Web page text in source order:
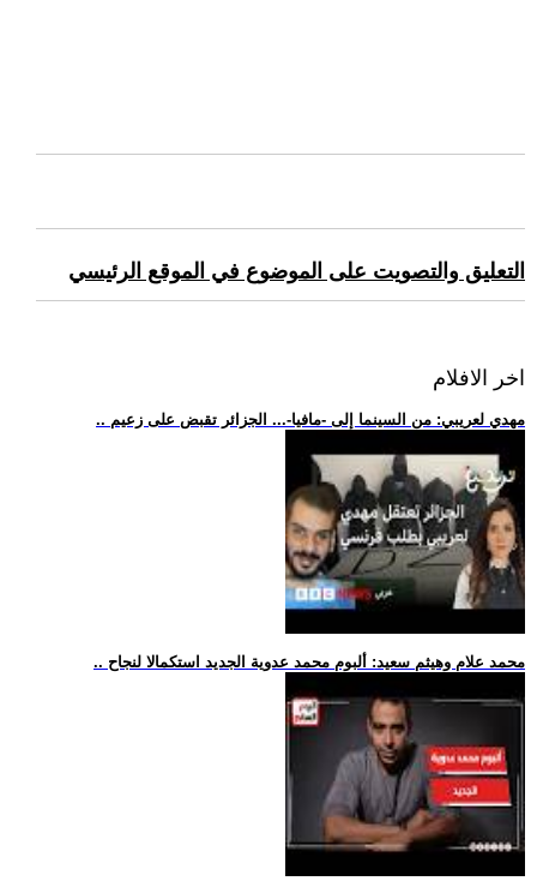
التعليق والتصويت على الموضوع في الموقع الرئيسي
اخر الافلام
.. مهدي لعريبي: من السينما إلى -مافيا-... الجزائر تقبض على زعيم
.. محمد علام وهيثم سعيد: ألبوم محمد عدوية الجديد استكمالا لنجاح